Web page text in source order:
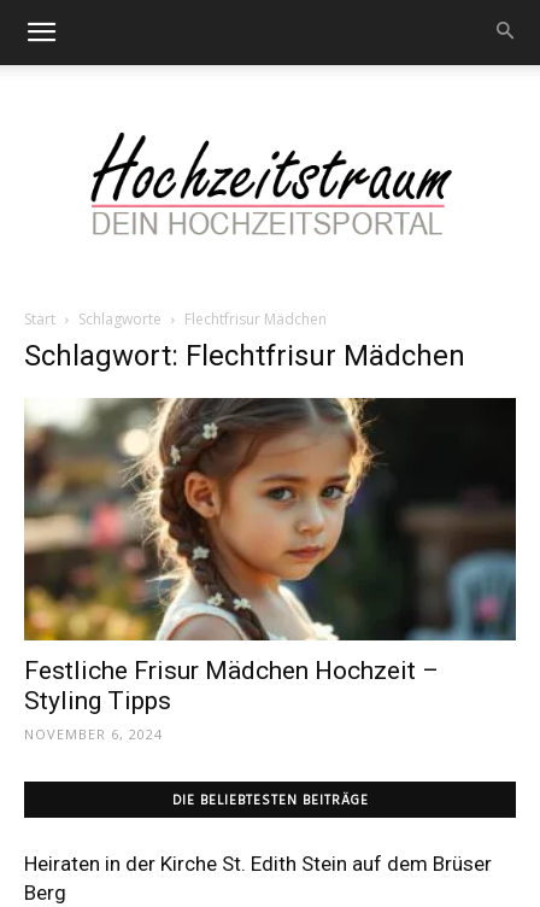
Hochzeitstraum
Dein
Portal
rund
Start Schlagworte Flechtfrisur Mädchen
Schlagwort: Flechtfrisur Mädchen
Festliche Frisur Mädchen Hochzeit –
Styling Tipps
NOVEMBER 6, 2024
DIE BELIEBTESTEN BEITRÄGE
Heiraten in der Kirche St. Edith Stein auf dem Brüser
Berg